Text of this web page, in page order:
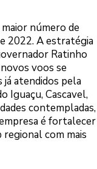
número de
2022. A estratégia
Ratinho
voos se
já atendidos pela
Iguaçu, Cascavel,
contempladas,
é fortalecer
regional com mais